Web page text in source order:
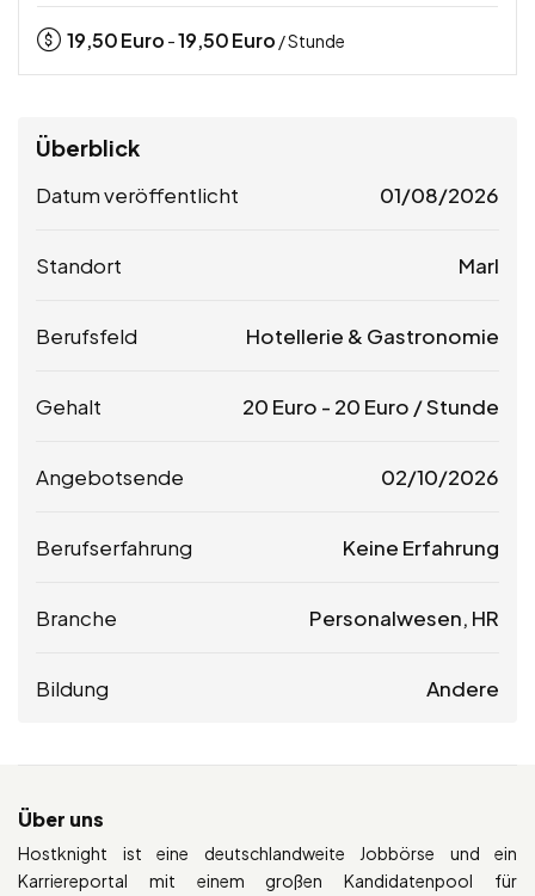
19,50Euro -19,50Euro / Stunde
Überblick
Datum veröffentlicht 01/08/2026
Standort Marl
Berufsfeld Hotellerie & Gastronomie
Gehalt 20 Euro - 20 Euro / Stunde
Angebotsende 02/10/2026
Berufserfahrung Keine Erfahrung
Branche Personalwesen, HR
Bildung Andere
Über uns
Hostknight ist eine deutschlandweite Jobbörse und ein
Karriereportal mit einem großen Kandidatenpool für